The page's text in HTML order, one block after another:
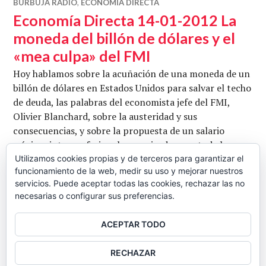
BURBUJA RADIO, ECONOMÍA DIRECTA
Economía Directa 14-01-2012 La
moneda del billón de dólares y el
«mea culpa» del FMI
Hoy hablamos sobre la acuñación de una moneda de un
billón de dólares en Estados Unidos para salvar el techo
de deuda, las palabras del economista jefe del FMI,
Olivier Blanchard, sobre la austeridad y sus
consecuencias, y sobre la propuesta de un salario
mínimo interprofesional armonizado para toda la
Unión Europea. Con Diego Lorenzana y Francisco
Guillén. Conduce Juan Carlos Barba. Escuchar y/o
descargar. …Seguir leyendo Economía Directa 14-01-
BARRA
LATERAL
Utilizamos cookies propias y de terceros para garantizar el
funcionamiento de la web, medir su uso y mejorar nuestros
servicios. Puede aceptar todas las cookies, rechazar las no
necesarias o configurar sus preferencias.
ACEPTAR TODO
RECHAZAR